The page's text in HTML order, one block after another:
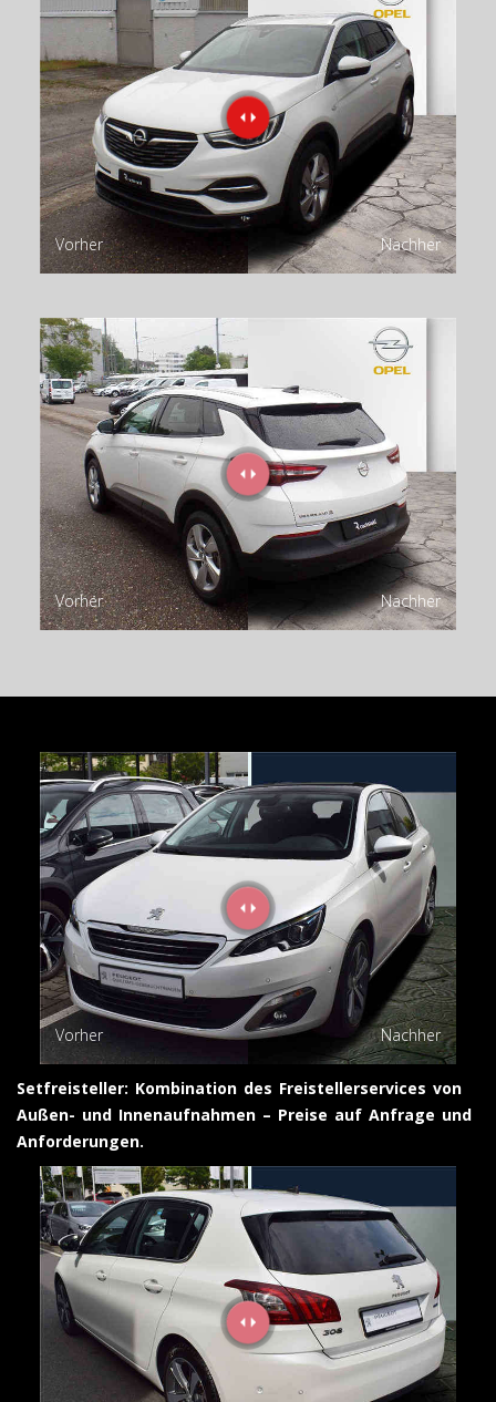
Nachher
Vorher
Nachher
Vorher
Nachher
Vorher
Setfreisteller: Kombination des Freistellerservices von
Außen- und Innenaufnahmen – Preise auf Anfrage und
Anforderungen.